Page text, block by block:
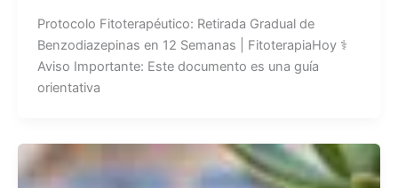
Protocolo Fitoterapéutico: Retirada Gradual de
Benzodiazepinas en 12 Semanas | FitoterapiaHoy ⚕
Aviso Importante: Este documento es una guía
orientativa